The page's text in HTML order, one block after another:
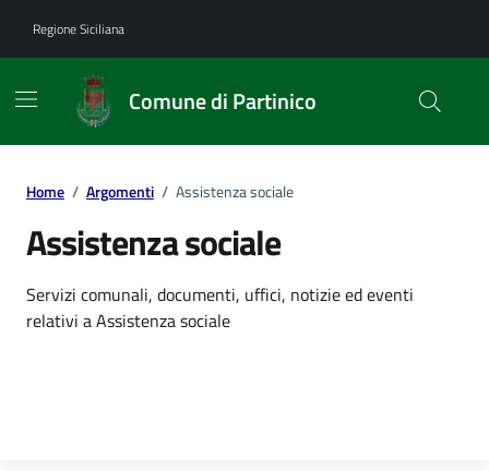
Regione Siciliana
Comune di Partinico
Home / Argomenti / Assistenza sociale
Assistenza sociale
Dettagli dell'argomento
Servizi comunali, documenti, uffici, notizie ed eventi
relativi a Assistenza sociale